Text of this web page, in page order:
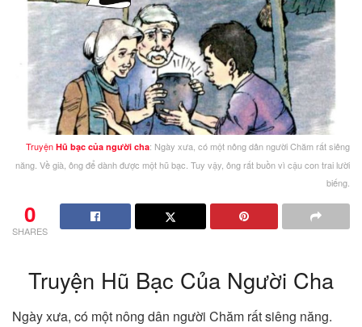
Truyện Hũ bạc của người cha: Ngày xưa, có một nông dân người Chăm rất siêng
năng. Về già, ông để dành được một hũ bạc. Tuy vậy, ông rất buồn vì cậu con trai lười
biếng.
0
SHARES
Truyện Hũ Bạc Của Người Cha
Ngày xưa, có một nông dân người Chăm rất siêng năng.